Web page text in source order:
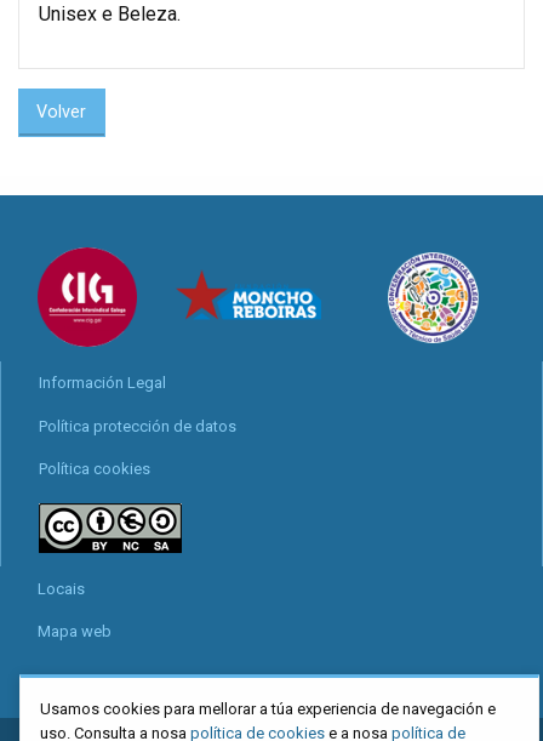
Unisex e Beleza.
Volver
Información Legal
Política protección de datos
Política cookies
Locais
Mapa web
Usamos cookies para mellorar a túa experiencia de navegación e
uso. Consulta a nosa política de cookies e a nosa política de